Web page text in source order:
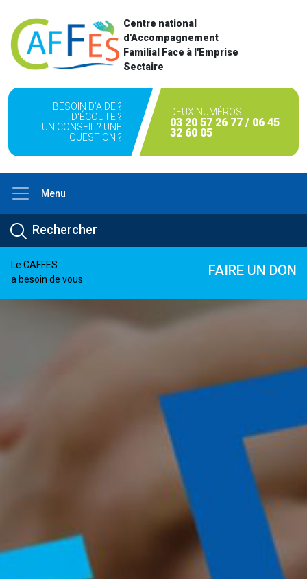
Centre national
d'Accompagnement
Familial Face à l'Emprise
Sectaire
BESOIN D'AIDE ?
D'ÉCOUTE ?
UN CONSEIL ? UNE
QUESTION ?
DEUX NUMÉROS
03 20 57 26 77 / 06 45
32 60 05
Menu
Le CAFFES
a besoin de vous
FAIRE UN DON